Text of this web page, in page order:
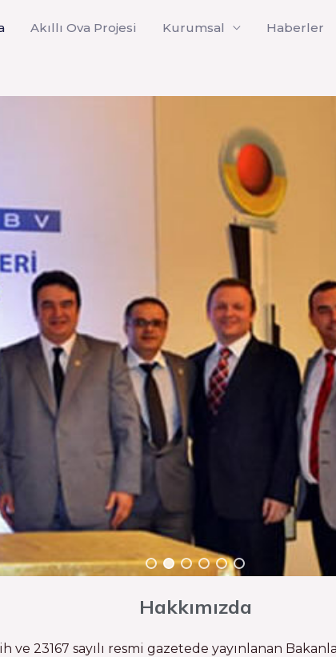
Akıllı Ova Projesi Kurumsal Haberler
Hakkımızda
ve 23167 sayılı resmi gazetede yayınlanan